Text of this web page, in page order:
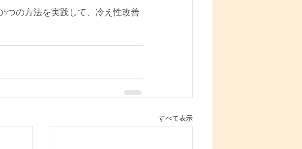
つの方法を実践して、冷え性改善
すべて表示